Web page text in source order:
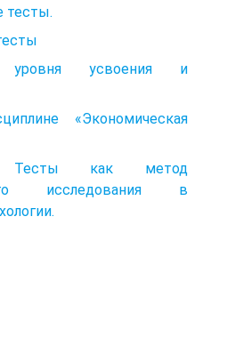
тесты.
усвоения и
«Экономическая
как метод
исследования в